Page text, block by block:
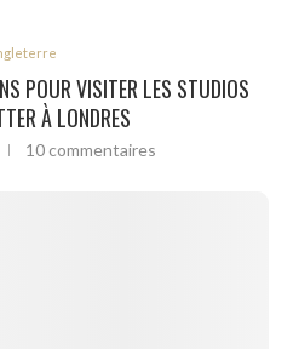
POUR VISITER LES STUDIOS
À LONDRES
10 commentaires